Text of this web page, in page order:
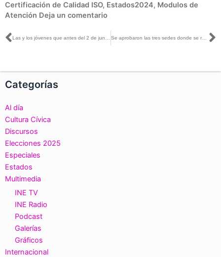
Certificación de Calidad ISO, Estados2024, Modulos de
Atención Deja un comentario
Ant Se aprobaron las tres sedes donde se realizarán los debates presidenciales, siendo uno en las instalaciones del INE: Claudia Zavala con Guadalupe Juárez
Categorías
Al día
Cultura Cívica
Discursos
Elecciones 2025
Especiales
Estados
Multimedia
INE TV
INE Radio
Podcast
Galerías
Gráficos
Internacional